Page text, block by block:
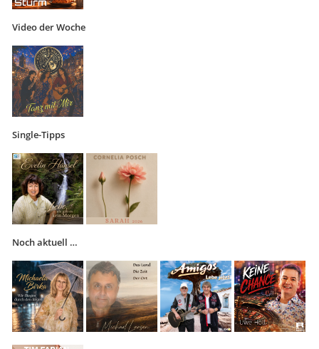
Video der Woche
Single-Tipps
Noch aktuell …